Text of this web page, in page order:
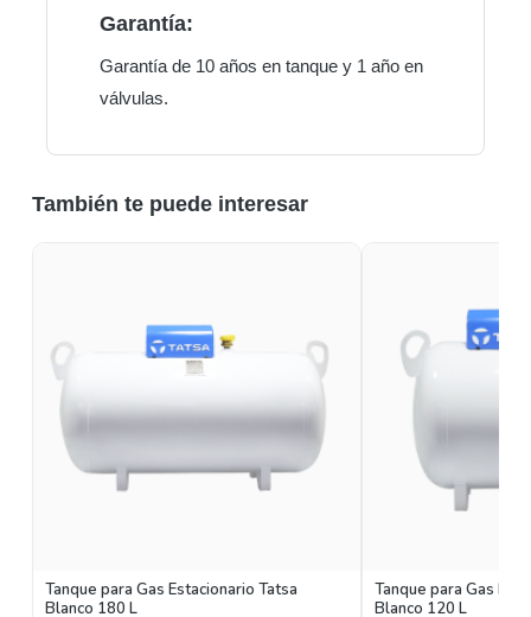
Garantía:
Garantía de 10 años en tanque y 1 año en
válvulas.
También te puede interesar
Tanque para Gas Estacionario Tatsa
Blanco 180 L
Tanque para Gas
Blanco 120 L